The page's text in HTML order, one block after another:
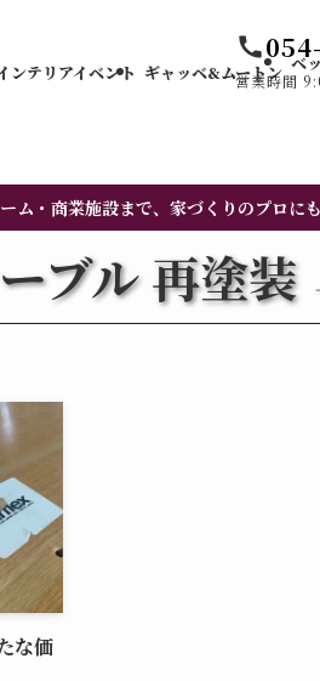
ンテリアイベント ギャッベ&ムートン ベ
ム・商業施設まで、家づくりのプロに
ブル 再塗装
な価
営業時間